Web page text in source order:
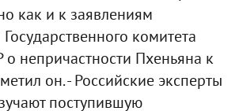
как и к заявлениям
комитета
непричастности Пхеньяна к
он. - Российские эксперты
поступившую